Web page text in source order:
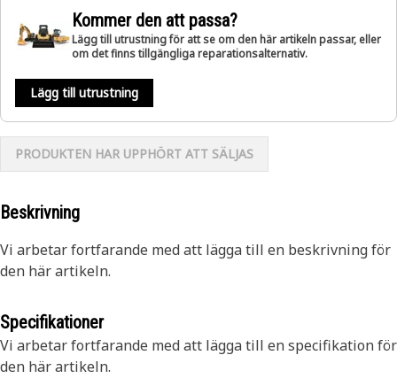
Kommer den att passa?
Lägg till utrustning för att se om den här artikeln passar, eller
om det finns tillgängliga reparationsalternativ.
Lägg till utrustning
PRODUKTEN HAR UPPHÖRT ATT SÄLJAS
Beskrivning
Vi arbetar fortfarande med att lägga till en beskrivning för
den här artikeln.
Specifikationer
Vi arbetar fortfarande med att lägga till en specifikation för
den här artikeln.